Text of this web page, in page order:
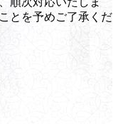
とを予めご了承くだ